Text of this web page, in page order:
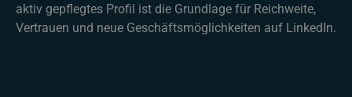
aktiv gepflegtes Profil ist die Grundlage für Reichweite,
Vertrauen und neue Geschäftsmöglichkeiten auf LinkedIn.